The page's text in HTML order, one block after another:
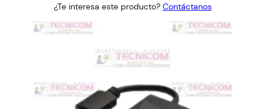
was:
is:
¿Te interesa este producto? Contáctanos